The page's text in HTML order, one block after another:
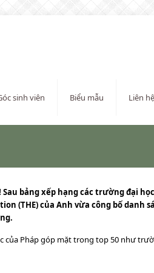
sinh viên Biểu mẫu Liên hệ
bảng xếp hạng các trường đại
(THE) của Anh vừa công bố
Pháp góp mặt trong top 50 như